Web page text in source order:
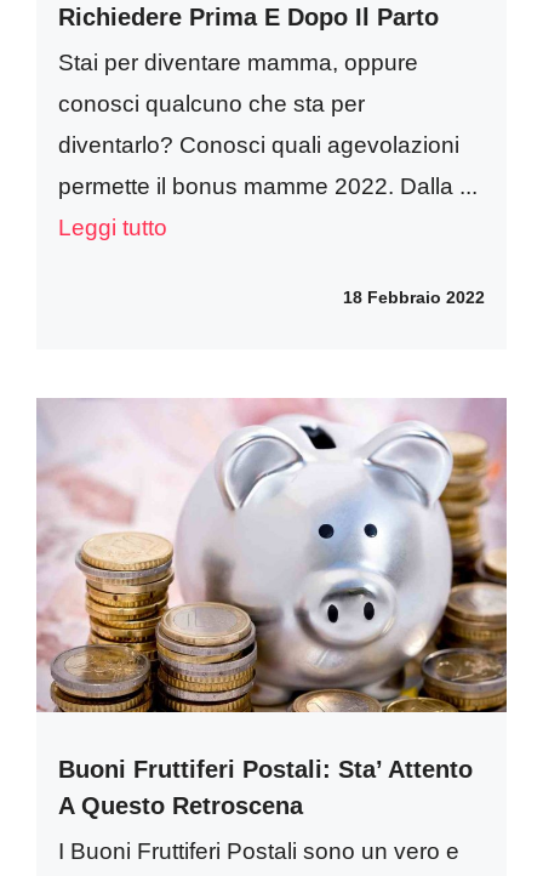
Richiedere Prima E Dopo Il Parto
Stai per diventare mamma, oppure
conosci qualcuno che sta per
diventarlo? Conosci quali agevolazioni
permette il bonus mamme 2022. Dalla ...
Leggi tutto
18 Febbraio 2022
Buoni Fruttiferi Postali: Sta’ Attento
A Questo Retroscena
I Buoni Fruttiferi Postali sono un vero e